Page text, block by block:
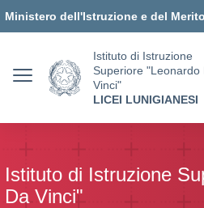
Ministero dell'Istruzione e del Merito
Istituto di Istruzione
Superiore "Leonardo
Vinci"
LICEI LUNIGIANESI
Istituto di Istruzione
Da Vinci"